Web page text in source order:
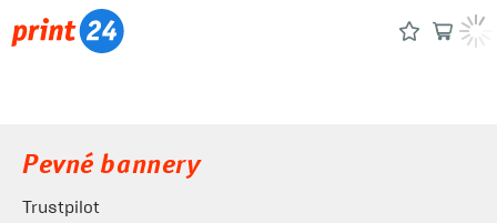
Pevné bannery
Trustpilot